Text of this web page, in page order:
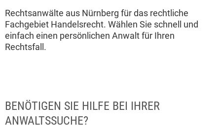
Rechtsanwälte aus Nürnberg für das rechtliche
Fachgebiet Handelsrecht. Wählen Sie schnell und
einfach einen persönlichen Anwalt für Ihren
Rechtsfall.
BENÖTIGEN SIE HILFE BEI IHRER
ANWALTSSUCHE?